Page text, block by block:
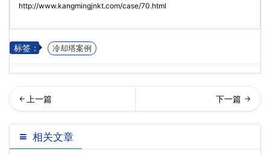
http://www.kangmingjnkt.com/case/70.html
标签： 冷却塔案例
圳佳兆业万豪酒店冷却塔… 海长隆横琴湾酒店冷却塔工
程
相关文章